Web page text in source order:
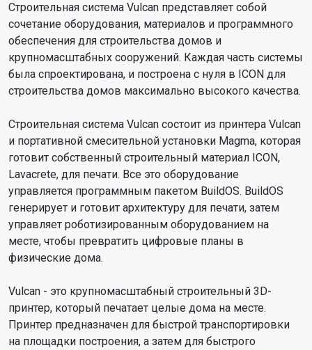
Строительная система Vulcan представляет собой
сочетание оборудования, материалов и программного
обеспечения для строительства домов и
крупномасштабных сооружений. Каждая часть системы
была спроектирована, и построена с нуля в ICON для
строительства домов максимально высокого качества.
Строительная система Vulcan состоит из принтера Vulcan
и портативной смесительной установки Magma, которая
готовит собственный строительный материал ICON,
Lavacrete, для печати. Все это оборудование
управляется программным пакетом BuildOS. BuildOS
генерирует и готовит архитектуру для печати, затем
управляет роботизированным оборудованием на
месте, чтобы превратить цифровые планы в
физические дома.
Vulcan - это крупномасштабный строительный 3D-
принтер, который печатает целые дома на месте.
Принтер предназначен для быстрой транспортировки
на площадки построения, а затем для быстрого